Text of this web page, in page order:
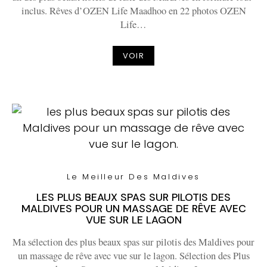
inclus. Rêves d’OZEN Life Maadhoo en 22 photos OZEN
Life…
VOIR
Le Meilleur Des Maldives
LES PLUS BEAUX SPAS SUR PILOTIS DES
MALDIVES POUR UN MASSAGE DE RÊVE AVEC
VUE SUR LE LAGON
Ma sélection des plus beaux spas sur pilotis des Maldives pour
un massage de rêve avec vue sur le lagon. Sélection des Plus